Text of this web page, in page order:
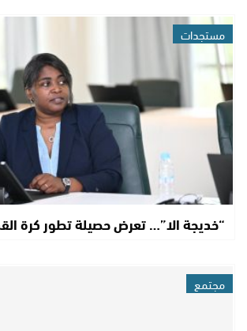
مستجدات
“خديجة الا”… تعرض حصيلة تطور كرة
مجتمع